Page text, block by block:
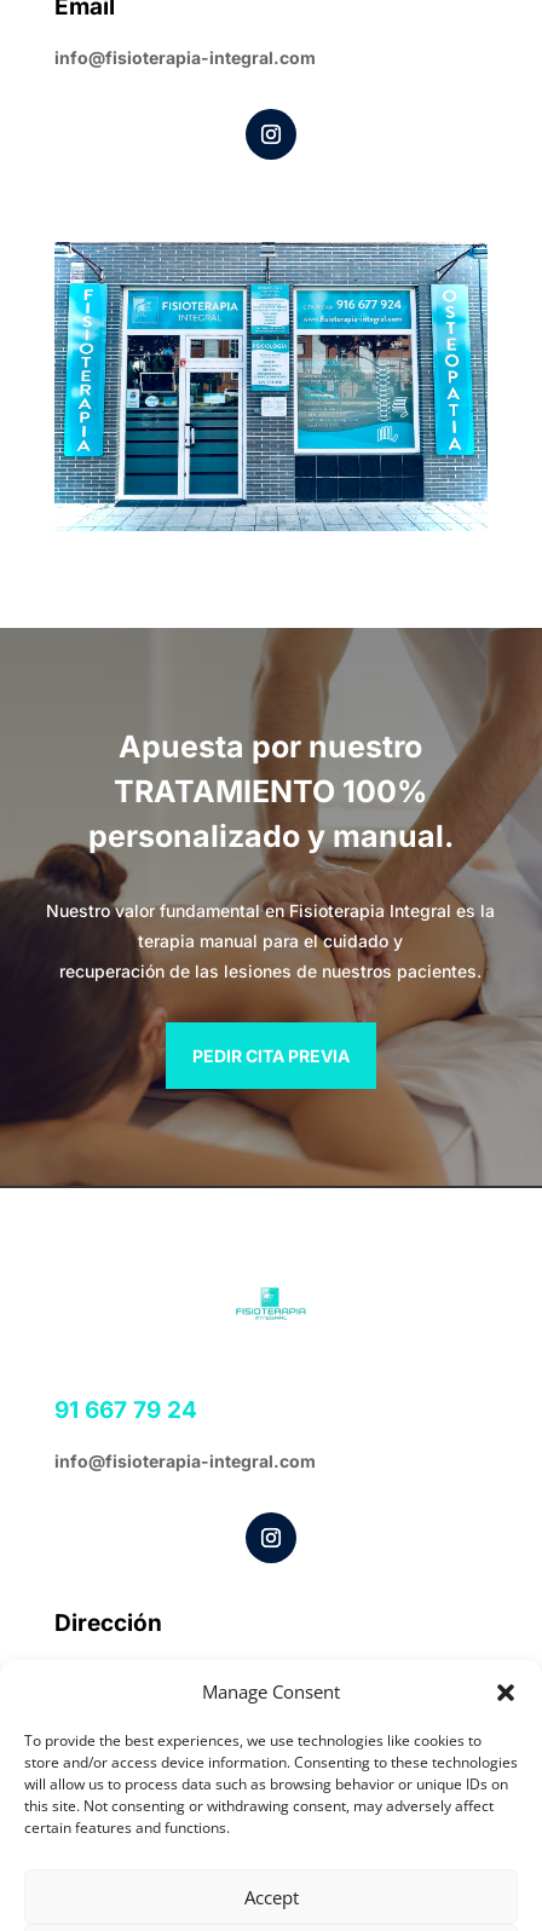
Manage Consent
To provide the best experiences, we use technologies like cookies to
store and/or access device information. Consenting to these technologies
will allow us to process data such as browsing behavior or unique IDs on
this site. Not consenting or withdrawing consent, may adversely affect
certain features and functions.
Accept
Email
info@fisioterapia-integral.com
Apuesta por nuestro
TRATAMIENTO 100%
personalizado y manual.
Nuestro valor fundamental en Fisioterapia Integral es la
terapia manual para el cuidado y
recuperación de las lesiones de nuestros pacientes.
PEDIR CITA PREVIA
91 667 79 24
info@fisioterapia-integral.com
Dirección
Horario
Lunes a jueves10:00-14:00 y 16:00-20:00